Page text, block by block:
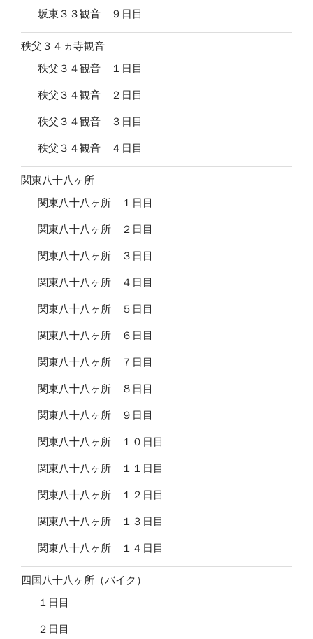
坂東３３観音 ９日目
秩父３４ヵ寺観音
秩父３４観音 １日目
秩父３４観音 ２日目
秩父３４観音 ３日目
秩父３４観音 ４日目
関東八十八ヶ所
関東八十八ヶ所 １日目
関東八十八ヶ所 ２日目
関東八十八ヶ所 ３日目
関東八十八ヶ所 ４日目
関東八十八ヶ所 ５日目
関東八十八ヶ所 ６日目
関東八十八ヶ所 ７日目
関東八十八ヶ所 ８日目
関東八十八ヶ所 ９日目
関東八十八ヶ所 １０日目
関東八十八ヶ所 １１日目
関東八十八ヶ所 １２日目
関東八十八ヶ所 １３日目
関東八十八ヶ所 １４日目
四国八十八ヶ所（バイク）
１日目
２日目